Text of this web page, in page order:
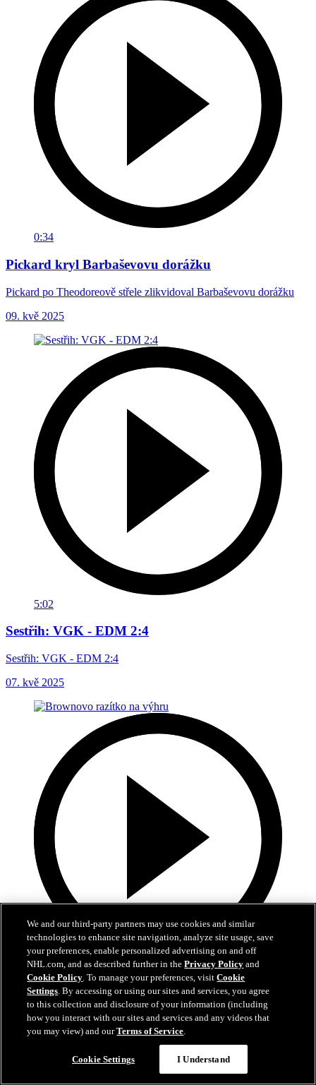
0:34
Pickard kryl Barbaševovu dorážku
Pickard po Theodoreově střele zlikvidoval Barbaševovu dorážku
09. kvě 2025
5:02
Sestřih: VGK - EDM 2:4
Sestřih: VGK - EDM 2:4
07. kvě 2025
0:58
Brownovo razítko na výhru
Brown ve třetí třetině pojistil výhru Oilers
We and our third-party partners may use cookies and similar
technologies to enhance site navigation, analyze site usage, save
your preferences, enable personalized advertising on and off
NHL.com, and as described further in thePrivacy Policy and
Cookie Policy. To manage your preferences, visitCookie
Settings. By accessing or using our sites and services, you agree
to this collection and disclosure of your information (including
how you interact with our sites and services and any videos that
you may view) and ourTerms of Service.
Cookie Settings I Understand